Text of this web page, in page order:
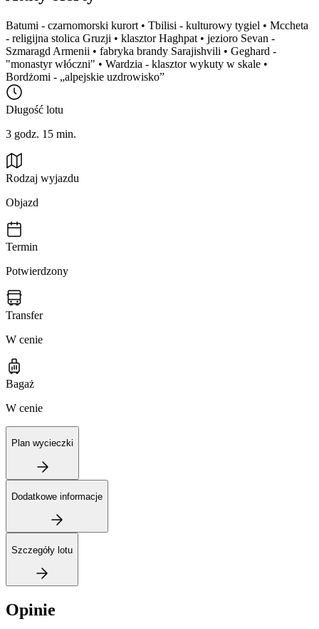
Batumi - czarnomorski kurort • Tbilisi - kulturowy tygiel • Mccheta
- religijna stolica Gruzji • klasztor Haghpat • jezioro Sevan -
Szmaragd Armenii • fabryka brandy Sarajishvili • Geghard -
"monastyr włóczni" • Wardzia - klasztor wykuty w skale •
Bordżomi - „alpejskie uzdrowisko”
Długość lotu
3 godz. 15 min.
Rodzaj wyjazdu
Objazd
Termin
Potwierdzony
Transfer
W cenie
Bagaż
W cenie
Plan wycieczki
Dodatkowe informacje
Szczegóły lotu
Opinie